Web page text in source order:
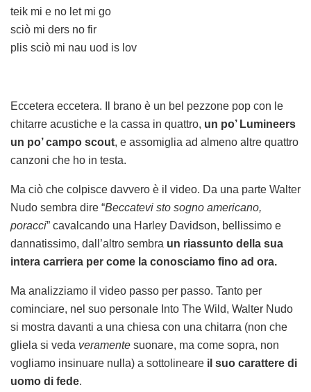
teik mi e no let mi go
sciò mi ders no fir
plis sciò mi nau uod is lov
Eccetera eccetera. Il brano è un bel pezzone pop con le
chitarre acustiche e la cassa in quattro, un po’ Lumineers
un po’ campo scout, e assomiglia ad almeno altre quattro
canzoni che ho in testa.
Ma ciò che colpisce davvero è il video. Da una parte Walter
Nudo sembra dire “Beccatevi sto sogno americano,
poracci” cavalcando una Harley Davidson, bellissimo e
dannatissimo, dall’altro sembra un riassunto della sua
intera carriera per come la conosciamo fino ad ora.
Ma analizziamo il video passo per passo. Tanto per
cominciare, nel suo personale Into The Wild, Walter Nudo
si mostra davanti a una chiesa con una chitarra (non che
gliela si veda veramente suonare, ma come sopra, non
vogliamo insinuare nulla) a sottolineare il suo carattere di
uomo di fede.